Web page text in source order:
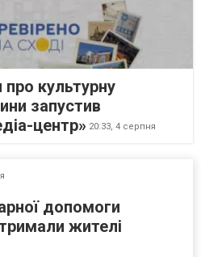
культурну
запустив
центр» 20:33, 4 серпня
допомоги
жителі